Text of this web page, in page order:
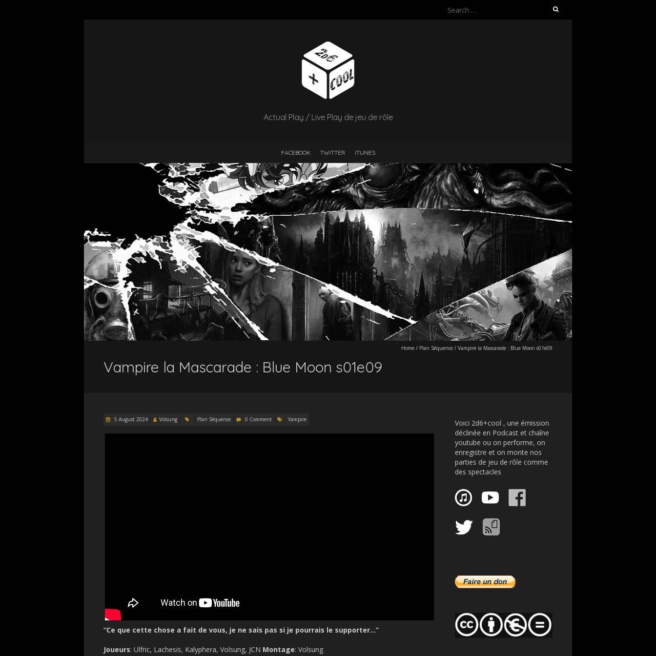
Search
Actual Play / Live Play de jeu de rôle
FACEBOOK TWITTER ITUNES
Home / Plan Séquence / Vampire la Mascarade : Blue Moon s01e09
Vampire la Mascarade : Blue Moon s01e09
5 August 2024 Volsung Plan Séquence 0 Comment Vampire
“Ce que cette chose a fait de vous, je ne sais pas si je pourrais le supporter…”
Joueurs: Ulfric, Lachesis, Kalyphera, Volsung, JCN Montage: Volsung
Voici 2d6+cool , une émission
déclinée en Podcast et chaîne
youtube ou on performe, on
enregistre et on monte nos
parties de jeu de rôle comme
des spectacles